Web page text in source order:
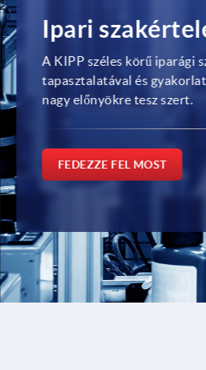
Ipari
A KIPP széles körű iparági
tapasztalatával és
nagy előnyökre tesz szert.
FEDEZZE FEL MOST